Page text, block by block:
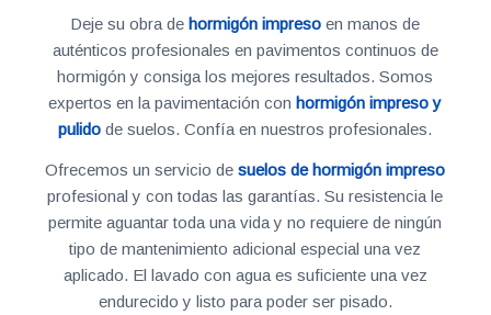
Deje su obra dehormigón impreso en manos de
auténticos profesionales en pavimentos continuos de
hormigón y consiga los mejores resultados. Somos
expertos en la pavimentación conhormigón impreso y
pulido de suelos. Confía en nuestros profesionales.
Ofrecemos un servicio desuelos de hormigón impreso
profesional y con todas las garantías. Su resistencia le
permite aguantar toda una vida y no requiere de ningún
tipo de mantenimiento adicional especial una vez
aplicado. El lavado con agua es suficiente una vez
endurecido y listo para poder ser pisado.